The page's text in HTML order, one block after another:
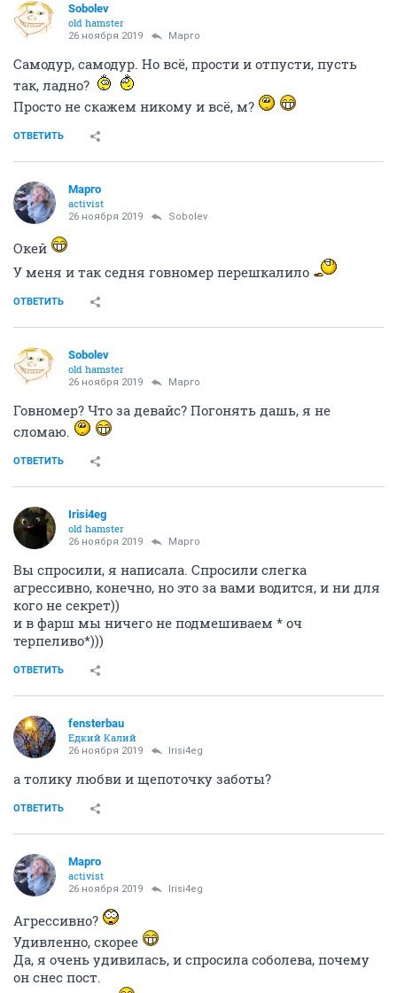
Sobolev
old hamster
26 ноября 2019 Mаргo
Самодур, самодур. Но всё, прости и отпусти, пусть
так, ладно?
Просто не скажем никому и всё, м?
ОТВЕТИТЬ
Mаргo
activist
26 ноября 2019 Sobolev
Окей
У меня и так седня говномер перешкалило
ОТВЕТИТЬ
Sobolev
old hamster
26 ноября 2019 Mаргo
Говномер? Что за девайс? Погонять дашь, я не
сломаю.
ОТВЕТИТЬ
Irisi4eg
old hamster
26 ноября 2019 Mаргo
Вы спросили, я написала. Спросили слегка
агрессивно, конечно, но это за вами водится, и ни для
кого не секрет))
и в фарш мы ничего не подмешиваем * оч
терпеливо*)))
ОТВЕТИТЬ
fensterbau
Едкий Калий
26 ноября 2019 Irisi4eg
а толику любви и щепоточку заботы?
ОТВЕТИТЬ
Mаргo
activist
26 ноября 2019 Irisi4eg
Агрессивно?
Удивленно, скорее
Да, я очень удивилась, и спросила соболева, почему
он снес пост.